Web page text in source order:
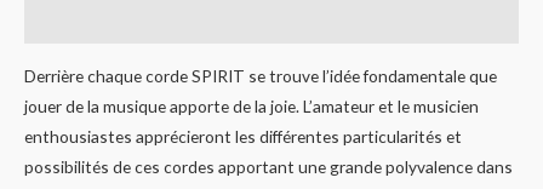
Derrière chaque corde SPIRIT se trouve l’idée fondamentale que
jouer de la musique apporte de la joie. L’amateur et le musicien
enthousiastes apprécieront les différentes particularités et
possibilités de ces cordes apportant une grande polyvalence dans